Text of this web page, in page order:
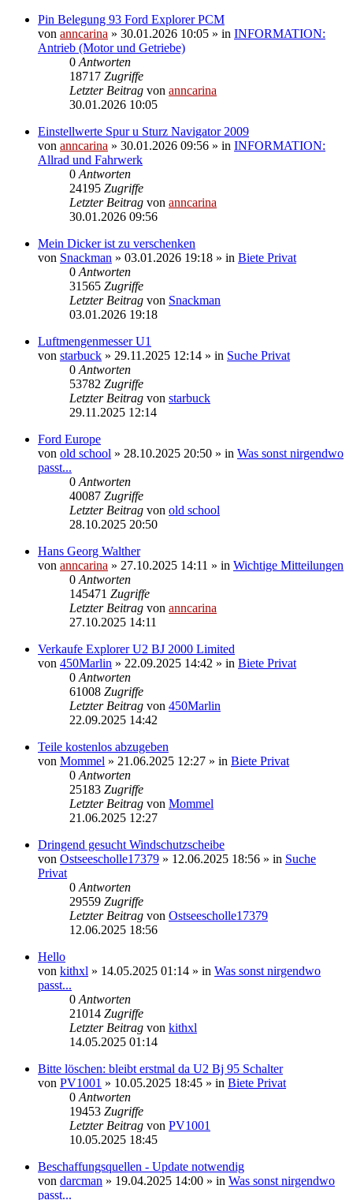
Pin Belegung 93 Ford Explorer PCM
von anncarina » 30.01.2026 10:05 » in INFORMATION:
Antrieb (Motor und Getriebe)
0 Antworten
18717 Zugriffe
Letzter Beitrag von anncarina
30.01.2026 10:05
Einstellwerte Spur u Sturz Navigator 2009
von anncarina » 30.01.2026 09:56 » in INFORMATION:
Allrad und Fahrwerk
0 Antworten
24195 Zugriffe
Letzter Beitrag von anncarina
30.01.2026 09:56
Mein Dicker ist zu verschenken
von Snackman » 03.01.2026 19:18 » in Biete Privat
0 Antworten
31565 Zugriffe
Letzter Beitrag von Snackman
03.01.2026 19:18
Luftmengenmesser U1
von starbuck » 29.11.2025 12:14 » in Suche Privat
0 Antworten
53782 Zugriffe
Letzter Beitrag von starbuck
29.11.2025 12:14
Ford Europe
von old school » 28.10.2025 20:50 » in Was sonst nirgendwo
passt...
0 Antworten
40087 Zugriffe
Letzter Beitrag von old school
28.10.2025 20:50
Hans Georg Walther
von anncarina » 27.10.2025 14:11 » in Wichtige Mitteilungen
0 Antworten
145471 Zugriffe
Letzter Beitrag von anncarina
27.10.2025 14:11
Verkaufe Explorer U2 BJ 2000 Limited
von 450Marlin » 22.09.2025 14:42 » in Biete Privat
0 Antworten
61008 Zugriffe
Letzter Beitrag von 450Marlin
22.09.2025 14:42
Teile kostenlos abzugeben
von Mommel » 21.06.2025 12:27 » in Biete Privat
0 Antworten
25183 Zugriffe
Letzter Beitrag von Mommel
21.06.2025 12:27
Dringend gesucht Windschutzscheibe
von Ostseescholle17379 » 12.06.2025 18:56 » in Suche
Privat
0 Antworten
29559 Zugriffe
Letzter Beitrag von Ostseescholle17379
12.06.2025 18:56
Hello
von kithxl » 14.05.2025 01:14 » in Was sonst nirgendwo
passt...
0 Antworten
21014 Zugriffe
Letzter Beitrag von kithxl
14.05.2025 01:14
Bitte löschen: bleibt erstmal da U2 Bj 95 Schalter
von PV1001 » 10.05.2025 18:45 » in Biete Privat
0 Antworten
19453 Zugriffe
Letzter Beitrag von PV1001
10.05.2025 18:45
Beschaffungsquellen - Update notwendig
von darcman » 19.04.2025 14:00 » in Was sonst nirgendwo
passt...